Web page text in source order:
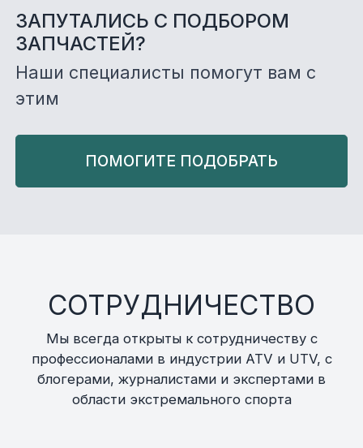
ЗАПУТАЛИСЬ С ПОДБОРОМ
ЗАПЧАСТЕЙ?
Наши специалисты помогут вам с
этим
ПОМОГИТЕ ПОДОБРАТЬ
СОТРУДНИЧЕСТВО
Мы всегда открыты к сотрудничеству с
профессионалами в индустрии ATV и UTV, с
блогерами, журналистами и экспертами в
области экстремального спорта